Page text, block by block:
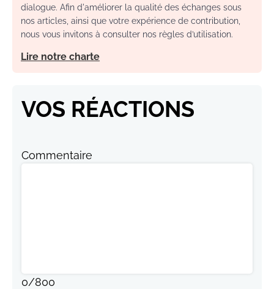
dialogue. Afin d'améliorer la qualité des échanges sous
nos articles, ainsi que votre expérience de contribution,
nous vous invitons à consulter nos règles d’utilisation.
Lire notre charte
VOS RÉACTIONS
Commentaire
0/800